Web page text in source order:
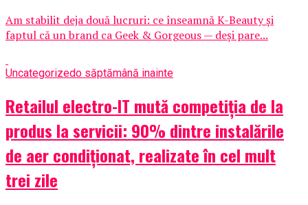
Am stabilit deja două lucruri: ce înseamnă K-Beauty și
faptul că un brand ca Geek & Gorgeous — deși pare...
Uncategorizedo săptămână inainte
Retailul electro-IT mută competiția de la
produs la servicii: 90% dintre instalările
de aer condiționat, realizate în cel mult
trei zile